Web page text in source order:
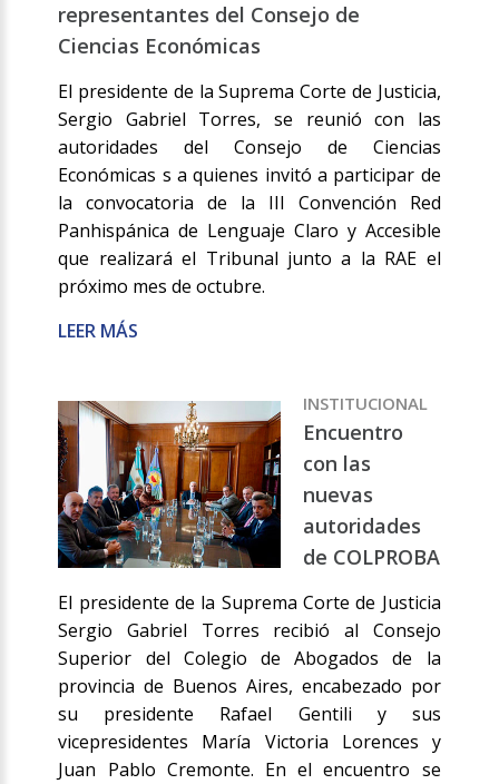
representantes del Consejo de
Ciencias Económicas
El presidente de la Suprema Corte de Justicia,
Sergio Gabriel Torres, se reunió con las
autoridades del Consejo de Ciencias
Económicas s a quienes invitó a participar de
la convocatoria de la III Convención Red
Panhispánica de Lenguaje Claro y Accesible
que realizará el Tribunal junto a la RAE el
próximo mes de octubre.
LEER MÁS
INSTITUCIONAL
Encuentro
con las
nuevas
autoridades
de COLPROBA
El presidente de la Suprema Corte de Justicia
Sergio Gabriel Torres recibió al Consejo
Superior del Colegio de Abogados de la
provincia de Buenos Aires, encabezado por
su presidente Rafael Gentili y sus
vicepresidentes María Victoria Lorences y
Juan Pablo Cremonte. En el encuentro se